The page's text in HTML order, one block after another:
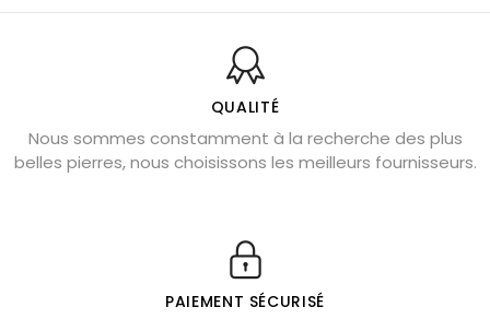
Bienfaits de la sélénite – pierre des anges
L’améthyste est-elle faite pour moi ?
Chrysocolle : pierre apaisante
Obsidienne dorée : vertus et signification
Véritable citrine naturelle non chauffée
Où placer la citrine dans la maison
QUALITÉ
Nous sommes constamment à la recherche des plus
belles pierres, nous choisissons les meilleurs fournisseurs.
PAIEMENT SÉCURISÉ